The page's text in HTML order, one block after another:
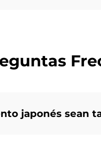
japonés sean